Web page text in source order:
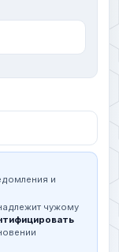
и
чужому